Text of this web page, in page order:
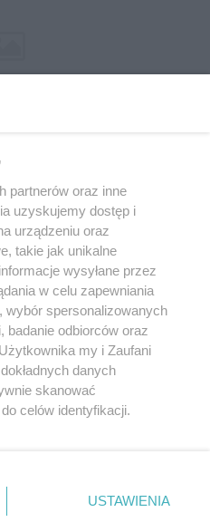
nie może być powielany i
w jakikolwiek sposób (w
na jakimkolwiek polu
z umieszczaniem w
praw. Jakiekolwiek użycie lub
w części z naruszeniem prawa,
pod groźbą kary i może być
partnerów oraz inne
uzyskujemy dostęp i
urządzeniu oraz
takie jak unikalne
wysyłane przez
w celu zapewniania
wybór spersonalizowanych
badanie odbiorców oraz
my i Zaufani
danych
skanować
celów identyfikacji.
ustawień prywatności
rogu strony
USTAWIENIA